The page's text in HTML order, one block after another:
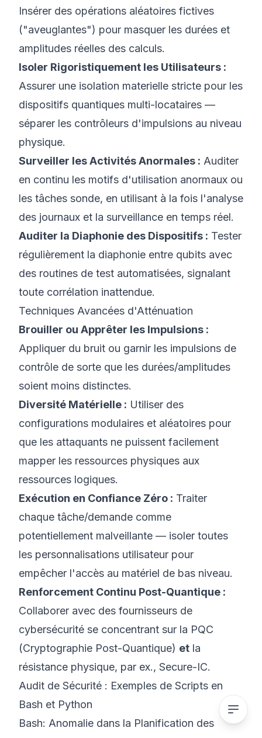
Insérer des opérations aléatoires fictives
("aveuglantes") pour masquer les durées et
amplitudes réelles des calculs.
Isoler Rigoristiquement les Utilisateurs :
Assurer une isolation materielle stricte pour les
dispositifs quantiques multi-locataires —
séparer les contrôleurs d'impulsions au niveau
physique.
Surveiller les Activités Anormales : Auditer
en continu les motifs d'utilisation anormaux ou
les tâches sonde, en utilisant à la fois l'analyse
des journaux et la surveillance en temps réel.
Auditer la Diaphonie des Dispositifs : Tester
régulièrement la diaphonie entre qubits avec
des routines de test automatisées, signalant
toute corrélation inattendue.
Techniques Avancées d'Atténuation
Brouiller ou Apprêter les Impulsions :
Appliquer du bruit ou garnir les impulsions de
contrôle de sorte que les durées/amplitudes
soient moins distinctes.
Diversité Matérielle : Utiliser des
configurations modulaires et aléatoires pour
que les attaquants ne puissent facilement
mapper les ressources physiques aux
ressources logiques.
Exécution en Confiance Zéro : Traiter
chaque tâche/demande comme
potentiellement malveillante — isoler toutes
les personnalisations utilisateur pour
empêcher l'accès au matériel de bas niveau.
Renforcement Continu Post-Quantique :
Collaborer avec des fournisseurs de
cybersécurité se concentrant sur la PQC
(Cryptographie Post-Quantique) et la
résistance physique, par ex., Secure-IC.
Audit de Sécurité : Exemples de Scripts en
Bash et Python
Bash: Anomalie dans la Planification des